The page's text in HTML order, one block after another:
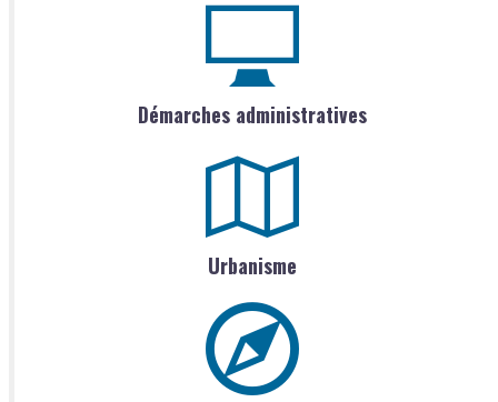
Démarches administratives
Urbanisme